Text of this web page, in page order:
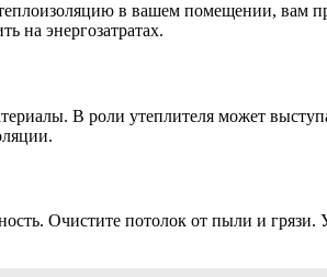
в вашем помещении, вам
на энергозатратах.
В роли утеплителя может
Очистите потолок от пыли и грязи.